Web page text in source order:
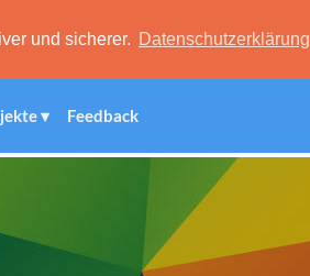
und sicherer. Datenschutzerklärung
Feedback